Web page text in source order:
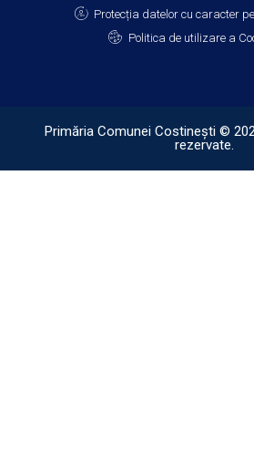
Protecția datelor cu caracter
Politica de utilizare a
Primăria Comunei Costinești ©
rezervate.